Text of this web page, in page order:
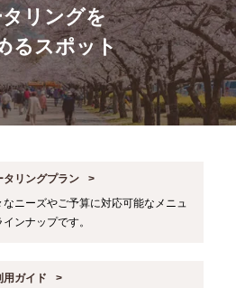
リングを
るスポット
タリングプラン
なニーズやご予算に対応可能なメニュ
インナップです。
用ガイド